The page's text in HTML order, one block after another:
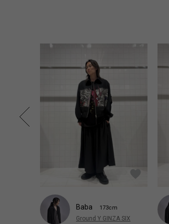
Baba 173cm
Ground Y GINZA SIX